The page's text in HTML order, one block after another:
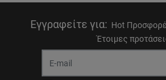
Εγγραφείτε για: Hot
Έτοιμες